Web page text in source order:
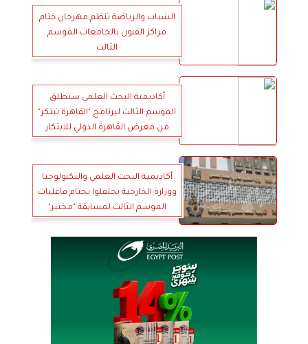
الشباب والرياضة تنظم مهرجان ختام
مراكز الفنون بالجامعات الموسم
الثالث
أكاديمية البحث العلمي ستطلق
الموسم الثالث لبرنامج "القاهرة تبتكر"
من معرض القاهرة الدولي للابتكار
أكاديمية البحث العلمي والتكنولوجيا
ووزارة الخارجية يحتفلوا بختام فاعليات
الموسم الثالث لمسابقة "مختبر"